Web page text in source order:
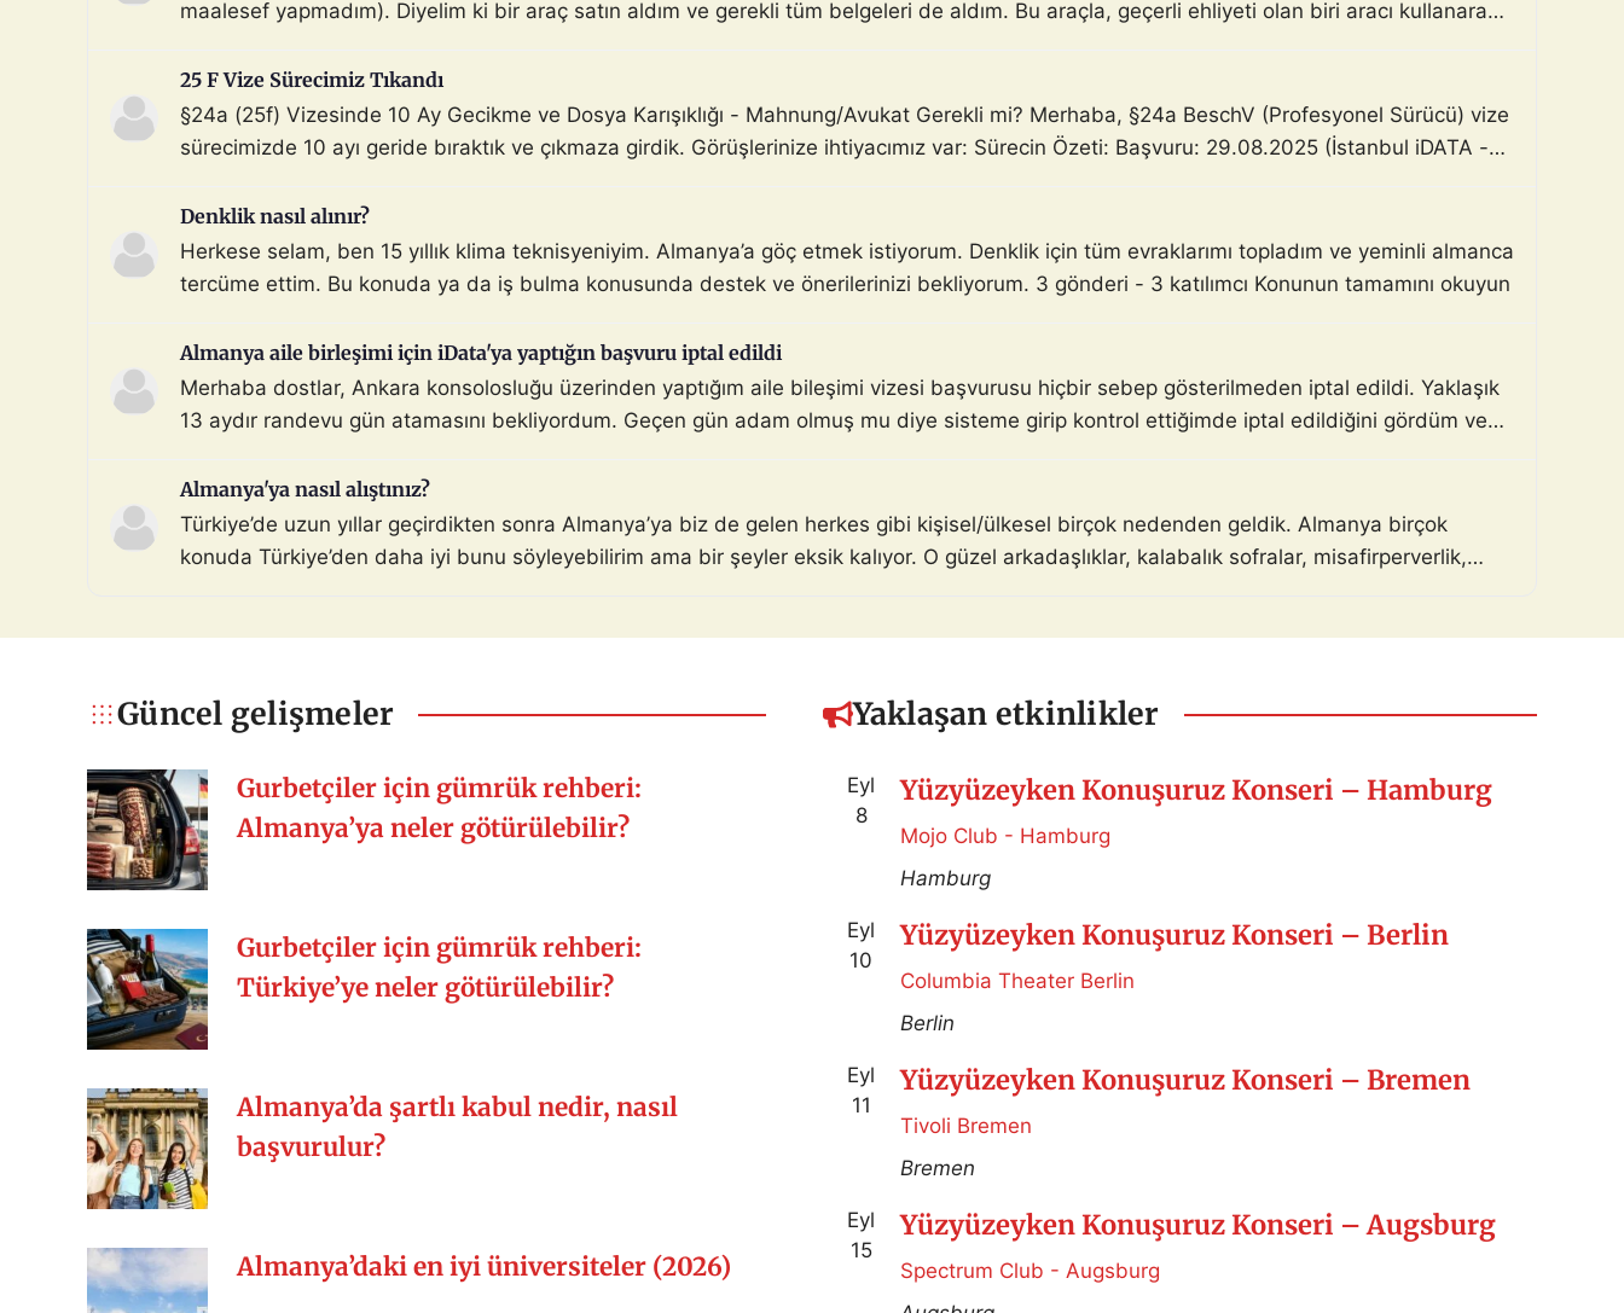
maalesef yapmadım). Diyelim ki bir araç satın aldım ve gerekli tüm belgeleri de aldım. Bu araçla, geçerli ehliyeti olan biri aracı kullanarak
25 F Vize Sürecimiz Tıkandı
§24a (25f) Vizesinde 10 Ay Gecikme ve Dosya Karışıklığı - Mahnung/Avukat Gerekli mi? Merhaba, §24a BeschV (Profesyonel Sürücü) vize
sürecimizde 10 ayı geride bıraktık ve çıkmaza girdik. Görüşlerinize ihtiyacımız var: Sürecin Özeti: Başvuru: 29.08.2025 (İstanbul iDATA -
Denklik nasıl alınır?
Herkese selam, ben 15 yıllık klima teknisyeniyim. Almanya’a göç etmek istiyorum. Denklik için tüm evraklarımı topladım ve yeminli almanca
tercüme ettim. Bu konuda ya da iş bulma konusunda destek ve önerilerinizi bekliyorum. 3 gönderi - 3 katılımcı Konunun tamamını okuyun
Almanya aile birleşimi için iData'ya yaptığın başvuru iptal edildi
Merhaba dostlar, Ankara konsolosluğu üzerinden yaptığım aile bileşimi vizesi başvurusu hiçbir sebep gösterilmeden iptal edildi. Yaklaşık
13 aydır randevu gün atamasını bekliyordum. Geçen gün adam olmuş mu diye sisteme girip kontrol ettiğimde iptal edildiğini gördüm ve
Almanya'ya nasıl alıştınız?
Türkiye’de uzun yıllar geçirdikten sonra Almanya’ya biz de gelen herkes gibi kişisel/ülkesel birçok nedenden geldik. Almanya birçok
konuda Türkiye’den daha iyi bunu söyleyebilirim ama bir şeyler eksik kalıyor. O güzel arkadaşlıklar, kalabalık sofralar, misafirperverlik,
Güncel gelişmeler
Gurbetçiler için gümrük rehberi:
Almanya’ya neler götürülebilir?
Gurbetçiler için gümrük rehberi:
Türkiye’ye neler götürülebilir?
Almanya’da şartlı kabul nedir, nasıl
başvurulur?
Almanya’daki en iyi üniversiteler (2026)
Yaklaşan etkinlikler
Eyl
8
Yüzyüzeyken Konuşuruz Konseri – Hamburg
Mojo Club - Hamburg
Hamburg
Eyl
10
Yüzyüzeyken Konuşuruz Konseri – Berlin
Columbia Theater Berlin
Berlin
Eyl
11
Yüzyüzeyken Konuşuruz Konseri – Bremen
Tivoli Bremen
Bremen
Eyl
15
Yüzyüzeyken Konuşuruz Konseri – Augsburg
Spectrum Club - Augsburg